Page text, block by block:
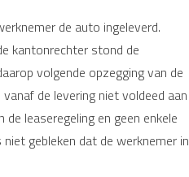
de auto ingeleverd.
kantonrechter stond de
volgende opzegging van de
de levering niet voldeed aan
leaseregeling en geen enkele
gebleken dat de werknemer in